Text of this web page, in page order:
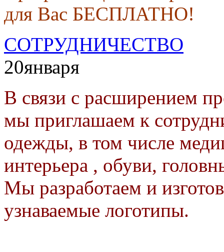
для Вас БЕСПЛАТНО!
СОТРУДНИЧЕСТВО
20января
В связи с расширением
мы приглашаем к
одежды, в том числе
интерьера , обуви,
Мы разработаем и
узнаваемые логотипы.